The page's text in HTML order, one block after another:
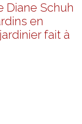
Diane Schuh
en
fait à